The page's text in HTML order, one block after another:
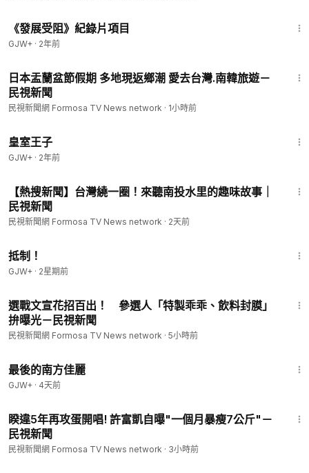
《發展受阻》紀錄片項目
GJW+ · 2年前
日本盂蘭盆節假期 多地現返鄉潮 愛去台灣.南韓旅遊－
民視新聞
民視新聞網 Formosa TV News network · 1小時前
皇室王子
GJW+ · 2年前
【熱搜新聞】台灣繞一圈！來聽南投水里的趣味故事｜
民視新聞
民視新聞網 Formosa TV News network · 2天前
抵制！
GJW+ · 2星期前
選戰文宣花招百出！ 參選人「特製乖乖、飲料封膜」
拚曝光－民視新聞
民視新聞網 Formosa TV News network · 5小時前
最後的南方佳麗
GJW+ · 4天前
睽違5年再攻蛋開唱! 許富凱自曝"一個月暴瘦7公斤"－
民視新聞
民視新聞網 Formosa TV News network · 3小時前